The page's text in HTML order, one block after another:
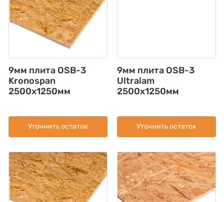
9мм плита OSB-3
Kronospan
2500x1250мм
Уточнить остаток
9мм плита OSB-3
Ultralam
2500x1250мм
Уточнить остаток